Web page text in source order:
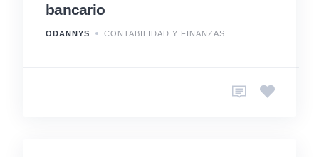
bancario
ODANNYS CONTABILIDAD Y FINANZAS